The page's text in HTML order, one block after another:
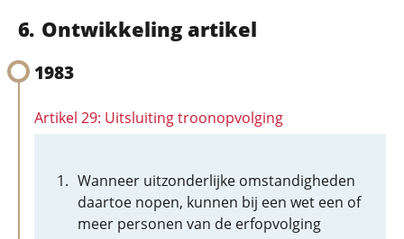
Ontwikkeling artikel
1983
Artikel 29: Uitsluiting troonopvolging
Wanneer uitzonderlijke omstandigheden
daartoe nopen, kunnen bij een wet een of
meer personen van de erfopvolging